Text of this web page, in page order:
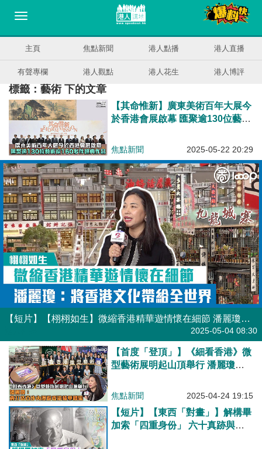
主頁 焦點新聞 港人點播 港人直播
有聲專欄 港人觀點 港人花生 港人博評
標籤：藝術 下的文章
【其命惟新】廣東美術百年大展今
於香港會展啟幕 匯聚逾130位藝術
焦點新聞 2025-05-22 20:29
【短片】【栩栩如生】微縮香港精華遊情懷在細節 潘麗瓊：將香港文化帶給全世界
2025-05-04 08:30
【首度「登頂」】《細看香港》微
型藝術展明起山頂舉行 潘麗瓊：
焦點新聞 2025-04-24 19:15
【短片】【東西「對畫」】解構畢
加索「四重身份」 六十真跡與亞